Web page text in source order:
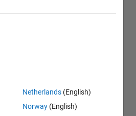
Netherlands (English)
Norway (English)